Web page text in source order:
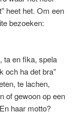
heet het. Om een
bezoeken:
ta en fika, spela
och ha det bra”
te lachen,
of gewoon op een
haar motto?